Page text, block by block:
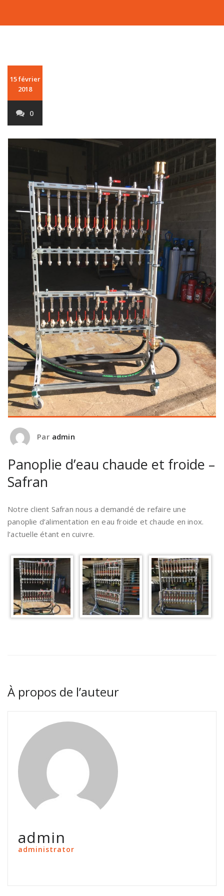
15 février
2018
0
Par admin
Panoplie d’eau chaude et froide –
Safran
Notre client Safran nous a demandé de refaire une
panoplie d’alimentation en eau froide et chaude en inox.
l’actuelle étant en cuivre.
À propos de l’auteur
admin
administrator